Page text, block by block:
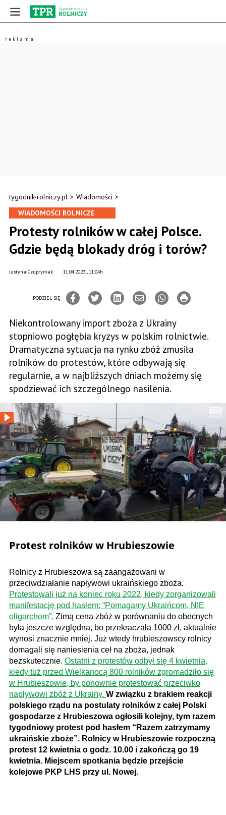
tygodnik-rolniczy.pl > Wiadomości >
WIADOMOŚCI ROLNICZE
Protesty rolników w całej Polsce.
Gdzie będą blokady dróg i torów?
11.04.2023., 11:04h
Justyna Czupryniak
PODZIEL SIĘ
Niekontrolowany import zboża z Ukrainy
stopniowo pogłębia kryzys w polskim rolnictwie.
Dramatyczna sytuacja na rynku zbóż zmusiła
rolników do protestów, które odbywają się
regularnie, a w najbliższych dniach możemy się
spodziewać ich szczególnego nasilenia.
Protest rolników w Hrubieszowie
Rolnicy z Hrubieszowa są zaangażowani w
przeciwdziałanie napływowi ukraińskiego zboża.
Protestowali już na koniec roku 2022, kiedy zorganizowali
manifestację pod hasłem: “Pomagamy Ukraińcom, NIE
oligarchom”. Zimą cena zbóż w porównaniu do obecnych
była jeszcze względna, bo przekraczała 1000 zł, aktualnie
wynosi znacznie mniej. Już wtedy hrubieszowscy rolnicy
domagali się naniesienia ceł na zboża, jednak
bezskutecznie. Ostatni z protestów odbył się 4 kwietnia,
kiedy tuż przed Wielkanocą 800 rolników zgromadziło się
w Hrubieszowie, by ponownie protestować przeciwko
napływowi zbóż z Ukrainy. W związku z brakiem reakcji
polskiego rządu na postulaty rolników z całej Polski
gospodarze z Hrubieszowa ogłosili kolejny, tym razem
tygodniowy protest pod hasłem “Razem zatrzymamy
ukraińskie zboże”. Rolnicy w Hrubieszowie rozpoczną
protest 12 kwietnia o godz. 10.00 i zakończą go 19
kwietnia. Miejscem spotkania będzie przejście
kolejowe PKP LHS przy ul. Nowej.